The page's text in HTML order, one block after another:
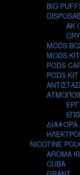
S-
BIG
AK
MODS
MODS KIT
PODS
PODS KIT
ΔΙΑΦΟΡΑ
NICOTINE
AROMA
CUBA